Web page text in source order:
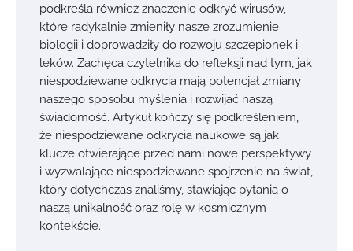
podkreśla również znaczenie odkryć wirusów,
które radykalnie zmieniły nasze zrozumienie
biologii i doprowadziły do rozwoju szczepionek i
leków. Zachęca czytelnika do refleksji nad tym, jak
niespodziewane odkrycia mają potencjał zmiany
naszego sposobu myślenia i rozwijać naszą
świadomość. Artykuł kończy się podkreśleniem,
że niespodziewane odkrycia naukowe są jak
klucze otwierające przed nami nowe perspektywy
i wyzwalające niespodziewane spojrzenie na świat,
który dotychczas znaliśmy, stawiając pytania o
naszą unikalność oraz rolę w kosmicznym
kontekście.